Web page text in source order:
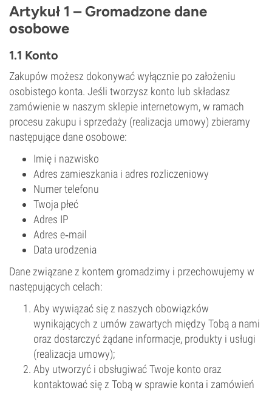
Artykuł 1 – Gromadzone dane
osobowe
1.1 Konto
Zakupów możesz dokonywać wyłącznie po założeniu
osobistego konta. Jeśli tworzysz konto lub składasz
zamówienie w naszym sklepie internetowym, w ramach
procesu zakupu i sprzedaży (realizacja umowy) zbieramy
następujące dane osobowe:
Imię i nazwisko
Adres zamieszkania i adres rozliczeniowy
Numer telefonu
Twoja płeć
Adres IP
Adres e‑mail
Data urodzenia
Dane związane z kontem gromadzimy i przechowujemy w
następujących celach:
Aby wywiązać się z naszych obowiązków
wynikających z umów zawartych między Tobą a nami
oraz dostarczyć żądane informacje, produkty i usługi
(realizacja umowy);
Aby utworzyć i obsługiwać Twoje konto oraz
kontaktować się z Tobą w sprawie konta i zamówień